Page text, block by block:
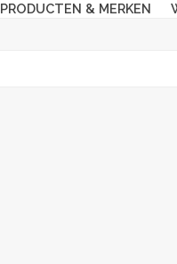
PRODUCTEN & MERKEN